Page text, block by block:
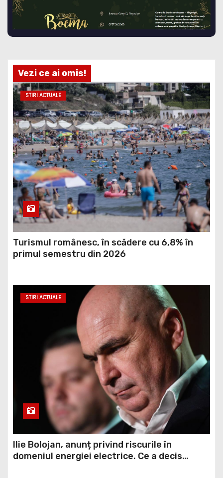
Vezi ce ai omis!
STIRI ACTUALE
Turismul românesc, în scădere cu 6,8% în
primul semestru din 2026
STIRI ACTUALE
Ilie Bolojan, anunț privind riscurile în
domeniul energiei electrice. Ce a decis